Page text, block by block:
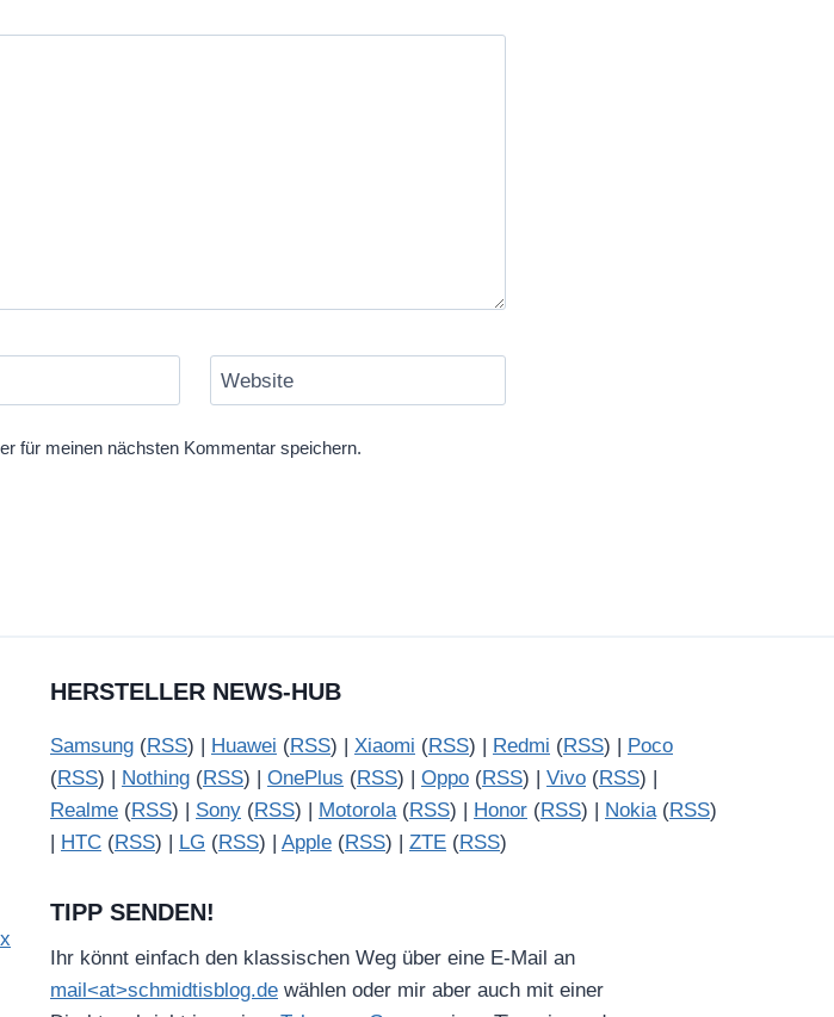
Website
für meinen nächsten Kommentar speichern.
HERSTELLER NEWS-HUB
Samsung (RSS) | Huawei (RSS) | Xiaomi (RSS) | Redmi (RSS) | Poco
(RSS) | Nothing (RSS) | OnePlus (RSS) | Oppo (RSS) | Vivo (RSS) |
Realme (RSS) | Sony (RSS) | Motorola(RSS) | Honor (RSS) | Nokia(RSS)
| HTC (RSS) | LG (RSS) | Apple (RSS) | ZTE (RSS)
TIPP SENDEN!
Ihr könnt einfach den klassischen Weg über eine E-Mail an
mail<at>schmidtisblog.de wählen oder mir aber auch mit einer